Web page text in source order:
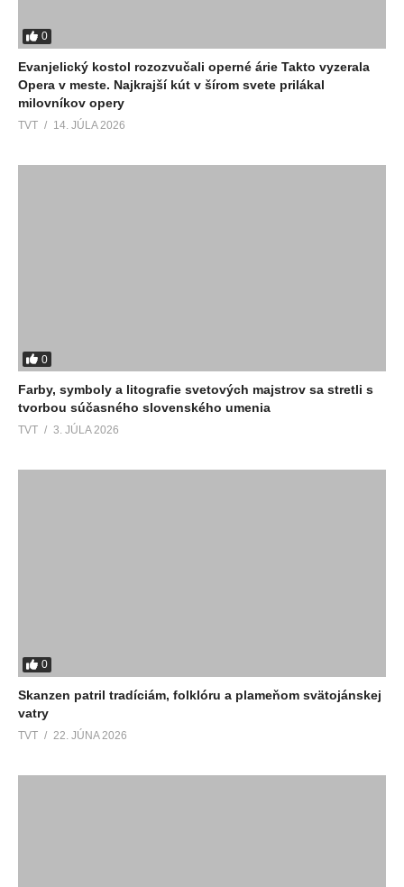
0
Evanjelický kostol rozozvučali operné árie Takto vyzerala
Opera v meste. Najkrajší kút v šírom svete prilákal
milovníkov opery
TVT 14. JÚLA 2026
0
Farby, symboly a litografie svetových majstrov sa stretli s
tvorbou súčasného slovenského umenia
TVT 3. JÚLA 2026
0
Skanzen patril tradíciám, folklóru a plameňom svätojánskej
vatry
TVT 22. JÚNA 2026